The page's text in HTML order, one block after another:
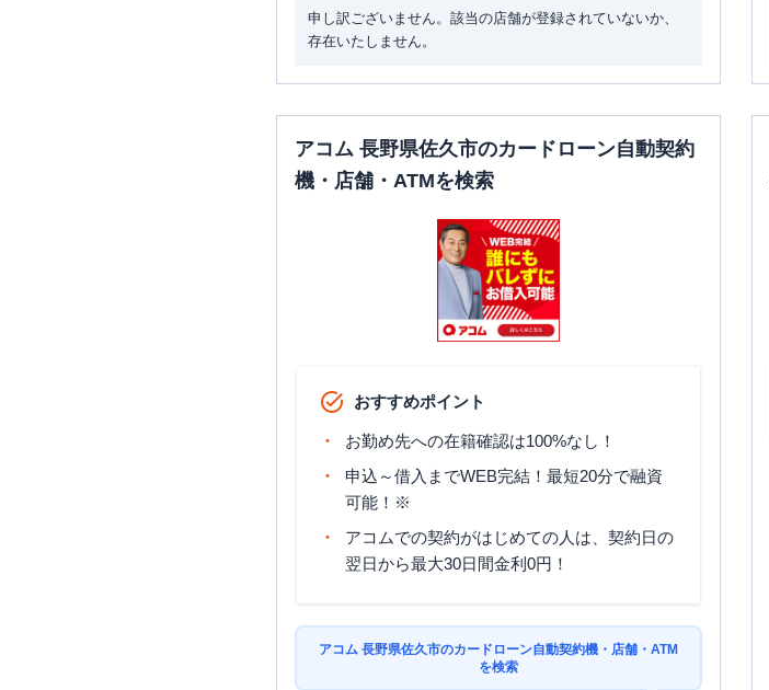
申し訳ございません。該当の店舗が登録されていないか、
存在いたしません。
アコム 長野県佐久市のカードローン自動契約
機・店舗・ATMを検索
おすすめポイント
お勤め先への在籍確認は100%なし！
申込～借入までWEB完結！最短20分で融資
可能！※
アコムでの契約がはじめての人は、契約日の
翌日から最大30日間金利0円！
アコム 長野県佐久市のカードローン自動契約機・店舗・ATM
を検索